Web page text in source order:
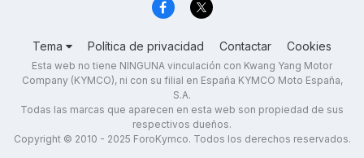
Tema Política de privacidad Contactar Cookies
Esta web no tiene NINGUNA vinculación con Kwang Yang Motor
Company (KYMCO), ni con su filial en España KYMCO Moto España,
S.A.
Todas las marcas que aparecen en esta web son propiedad de sus
respectivos dueños.
Copyright © 2010 - 2025 ForoKymco. Todos los derechos reservados.